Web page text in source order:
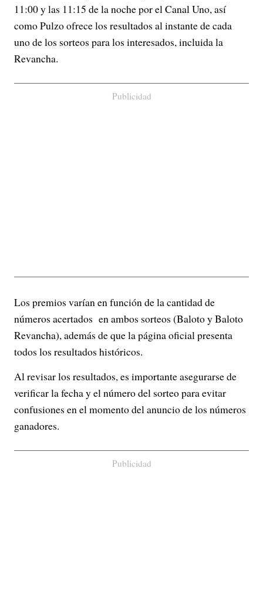
11:00 y las 11:15 de la noche por el Canal Uno, así
como Pulzo ofrece los resultados al instante de cada
uno de los sorteos para los interesados, incluida la
Revancha.
Publicidad
Los premios varían en función de la cantidad de
números acertados en ambos sorteos (Baloto y Baloto
Revancha), además de que la página oficial presenta
todos los resultados históricos.
Al revisar los resultados, es importante asegurarse de
verificar la fecha y el número del sorteo para evitar
confusiones en el momento del anuncio de los números
ganadores.
Publicidad